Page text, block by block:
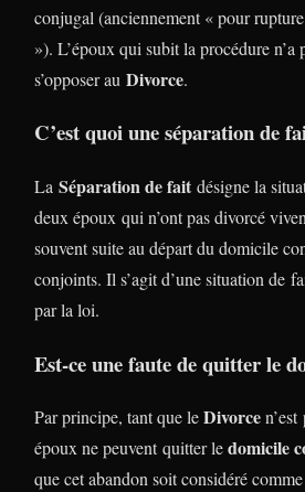
conjugal (anciennement « pour
»). L’époux qui subit la procédure n’a
s’opposer au Divorce.
C’est quoi une séparation de
La Séparation de fait désigne la
deux époux qui n’ont pas divorcé
souvent suite au départ du domicile
conjoints. Il s’agit d’une situation de
par la loi.
Est-ce une faute de quitter le
Par principe, tant que leDivorce
époux ne peuvent quitter ledomicile
que cet abandon soit considéré